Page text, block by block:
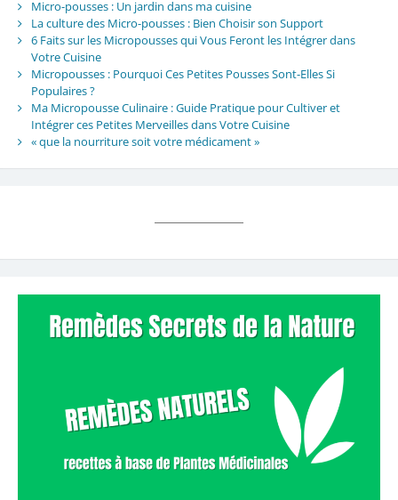
Micro-pousses : Un jardin dans ma cuisine
La culture des Micro-pousses : Bien Choisir son Support
6 Faits sur les Micropousses qui Vous Feront les Intégrer dans
Votre Cuisine
Micropousses : Pourquoi Ces Petites Pousses Sont-Elles Si
Populaires ?
Ma Micropousse Culinaire : Guide Pratique pour Cultiver et
Intégrer ces Petites Merveilles dans Votre Cuisine
« que la nourriture soit votre médicament »